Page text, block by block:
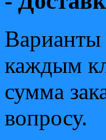
Варианты
каждым
сумма
вопросу.